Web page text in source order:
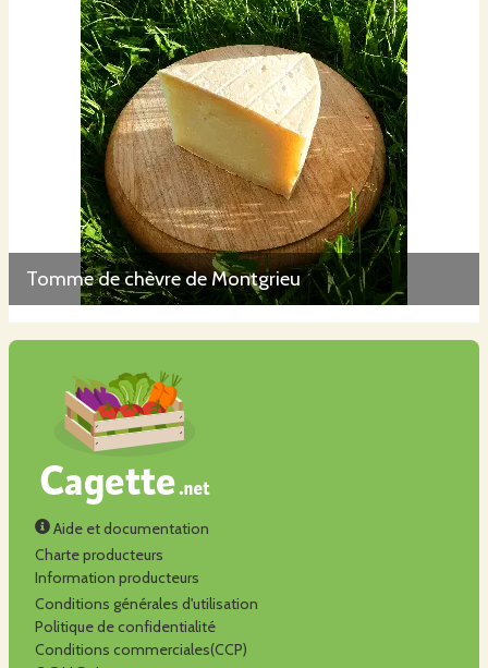
Tomme de chèvre de Montgrieu
Aide et documentation
Charte producteurs
Information producteurs
Conditions générales d'utilisation
Politique de confidentialité
Conditions commerciales(CCP)